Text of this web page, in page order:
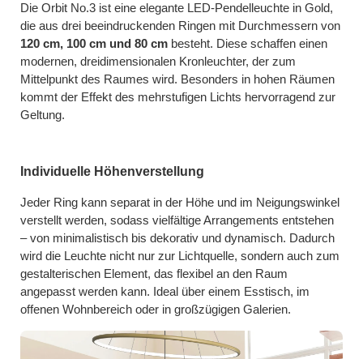
Die Orbit No.3 ist eine elegante LED-Pendelleuchte in Gold,
die aus drei beeindruckenden Ringen mit Durchmessern von
120 cm, 100 cm und 80 cm besteht. Diese schaffen einen
modernen, dreidimensionalen Kronleuchter, der zum
Mittelpunkt des Raumes wird. Besonders in hohen Räumen
kommt der Effekt des mehrstufigen Lichts hervorragend zur
Geltung.
Individuelle Höhenverstellung
Jeder Ring kann separat in der Höhe und im Neigungswinkel
verstellt werden, sodass vielfältige Arrangements entstehen
– von minimalistisch bis dekorativ und dynamisch. Dadurch
wird die Leuchte nicht nur zur Lichtquelle, sondern auch zum
gestalterischen Element, das flexibel an den Raum
angepasst werden kann. Ideal über einem Esstisch, im
offenen Wohnbereich oder in großzügigen Galerien.